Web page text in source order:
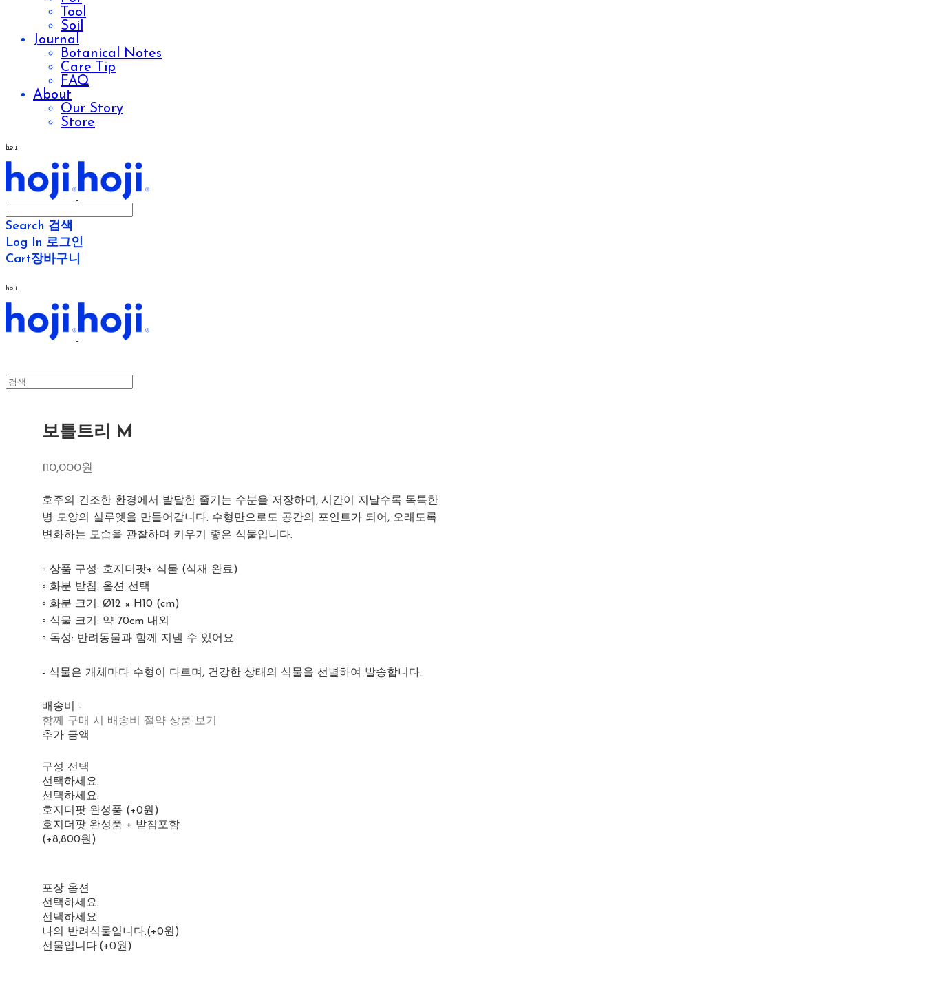
Tool
Soil
Journal
Botanical Notes
Care Tip
FAQ
About
Our Story
Store
hoji
Search 검색
Log In 로그인
Cart장바구니
hoji
보틀트리 M
110,000원
호주의 건조한 환경에서 발달한 줄기는 수분을 저장하며, 시간이 지날수록 독특한
병 모양의 실루엣을 만들어갑니다. 수형만으로도 공간의 포인트가 되어, 오래도록
변화하는 모습을 관찰하며 키우기 좋은 식물입니다.
◦ 상품 구성: 호지더팟+ 식물 (식재 완료)
◦ 화분 받침: 옵션 선택
◦ 화분 크기: Ø12 × H10 (cm)
◦ 식물 크기: 약 70cm 내외
◦ 독성: 반려동물과 함께 지낼 수 있어요.
- 식물은 개체마다 수형이 다르며, 건강한 상태의 식물을 선별하여 발송합니다.
배송비 -
함께 구매 시 배송비 절약 상품 보기
추가 금액
구성 선택
선택하세요.
선택하세요.
호지더팟 완성품 (+0원)
호지더팟 완성품 + 받침포함
(+8,800원)
포장 옵션
선택하세요.
선택하세요.
나의 반려식물입니다.(+0원)
선물입니다.(+0원)